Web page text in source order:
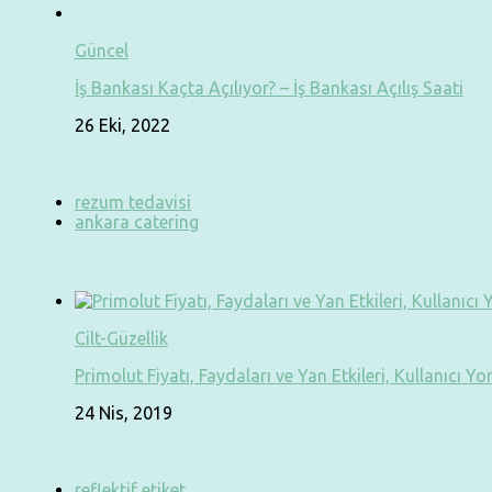
Güncel
İş Bankası Kaçta Açılıyor? – İş Bankası Açılış Saati
26 Eki, 2022
rezum tedavisi
ankara catering
Cilt-Güzellik
Primolut Fiyatı, Faydaları ve Yan Etkileri, Kullanıcı
24 Nis, 2019